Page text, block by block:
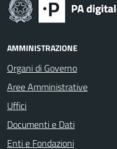
AMMINISTRAZIONE
Organi di Governo
Aree Amministrative
Uffici
Documenti e Dati
Enti e Fondazioni